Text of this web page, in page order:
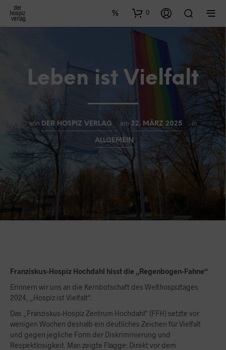
0
Leben ist Vielfalt
von DER HOSPIZ VERLAG am 22. MÄRZ 2025 in
ALLGEMEIN
Franziskus-Hospiz Hochdahl hisst die „Regenbogen-Fahne“
Erinnern wir uns an die Kernbotschaft des Welthospiztages
2024, „Hospiz ist Vielfalt“.
Das „Franziskus-Hospiz Zentrum Hochdahl“ (FFH) setzte vor
wenigen Wochen deshalb ein deutliches Zeichen für Vielfalt
und gegen jegliche Form der Diskriminierung und
Respektlosigkeit. Man zeigte Flagge: Direkt vor dem